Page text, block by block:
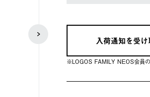
入荷通知を受け
※LOGOS FAMILY NEOS会員